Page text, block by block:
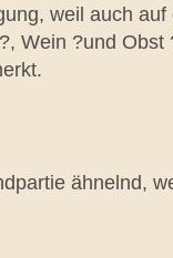
weil auch
Wein ?und
ähnelnd,